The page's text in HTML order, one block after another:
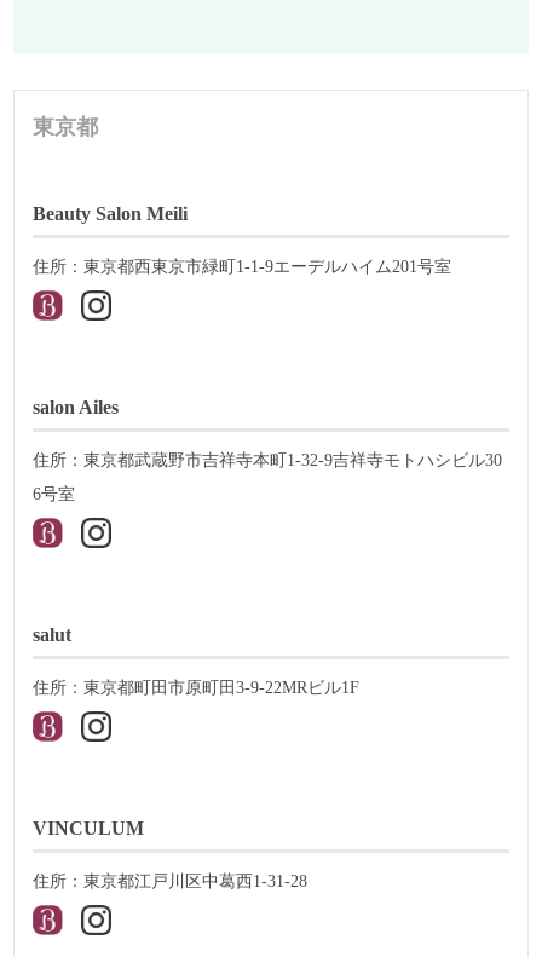
東京都
Beauty Salon Meili
住所：東京都西東京市緑町1-1-9エーデルハイム201号室
salon Ailes
住所：東京都武蔵野市吉祥寺本町1-32-9吉祥寺モトハシビル30
6号室
salut
住所：東京都町田市原町田3-9-22MRビル1F
VINCULUM
住所：東京都江戸川区中葛西1-31-28